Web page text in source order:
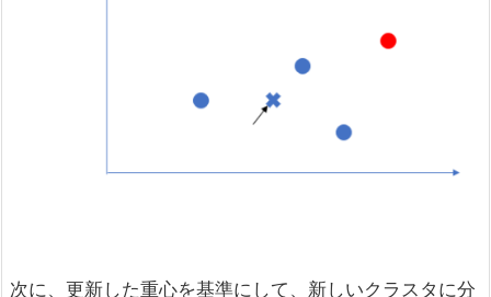
次に、更新した重心を基準にして、新しいクラスタに分